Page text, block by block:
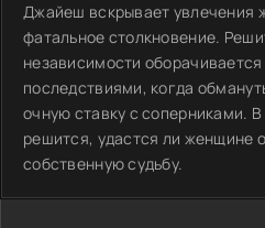
Джайеш вскрывает увлечения
фатальное столкновение.
независимости
последствиями, когда
очную ставку с соперниками.
решится, удастся ли женщине
собственную судьбу.